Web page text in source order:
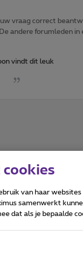
vraag correct
andere forumleden
vindt dit leuk
Alle rechten
van haar
samenwerkt
dat als je